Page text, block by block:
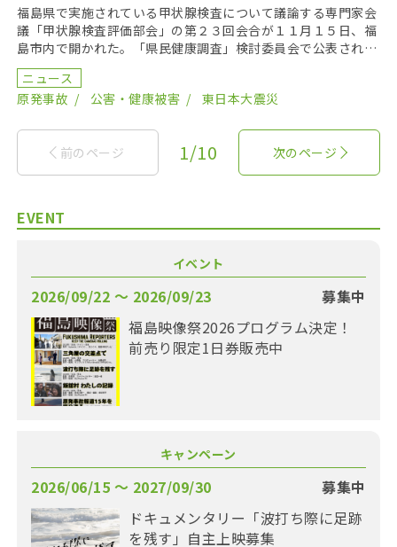
福島県で実施されている甲状腺検査について議論する専門家会
議「甲状腺検査評価部会」の第２３回会合が１１月１５日、福
島市内で開かれた。「県民健康調査」検討委員会で公表されて
いない「集計外」の患者が、新たに４例公表された、甲状 […]
ニュース
原発事故
公害・健康被害 東日本大震災
前のページ 1/10 次のページ
EVENT
イベント
2026/09/22 〜 2026/09/23
募集中
福島映像祭2026プログラム決定！
前売り限定1日券販売中
キャンペーン
2026/06/15 〜 2027/09/30
募集中
ドキュメンタリー「波打ち際に足跡
を残す」自主上映募集